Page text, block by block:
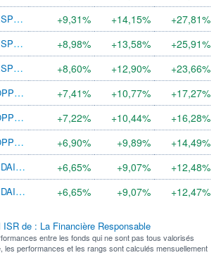
LFR INCLUSION RESPONSABLE ISR GP
+9,31% +14,15%
+27,81%
LFR INCLUSION RESPONSABLE ISR I
+8,98% +13,58%
+25,91%
LFR INCLUSION RESPONSABLE ISR P
+8,60% +12,90%
+23,66%
LFR EURO DÉVELOPPEMENT DURABLE ISR L
+7,41% +10,77%
+17,27%
LFR EURO DÉVELOPPEMENT DURABLE ISR GP
+7,22% +10,44%
+16,28%
LFR EURO DÉVELOPPEMENT DURABLE ISR I
+6,90% +9,89%
+14,49%
LFR ACTIONS SOLIDAIRES ISR I
+6,65% +9,07%
+12,48%
LFR ACTIONS SOLIDAIRES ISR GP
+6,65% +9,07% +12,47%
de : La Financière Responsable
entre les fonds qui ne sont pas tous valorisés
les performances et les rangs sont calculés mensuellement